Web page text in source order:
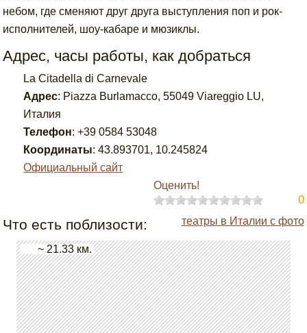
небом, где сменяют друг друга выступления поп и рок-
исполнителей, шоу-кабаре и мюзиклы.
Адрес, часы работы, как добраться
La Citadella di Carnevale
Адрес: Piazza Burlamacco, 55049 Viareggio LU,
Италия
Телефон:+39 0584 53048
Координаты: 43.893701, 10.245824
Официальный сайт
Оценить!
0
Что есть поблизости: театры в Италии с фото
~ 21.33 км.